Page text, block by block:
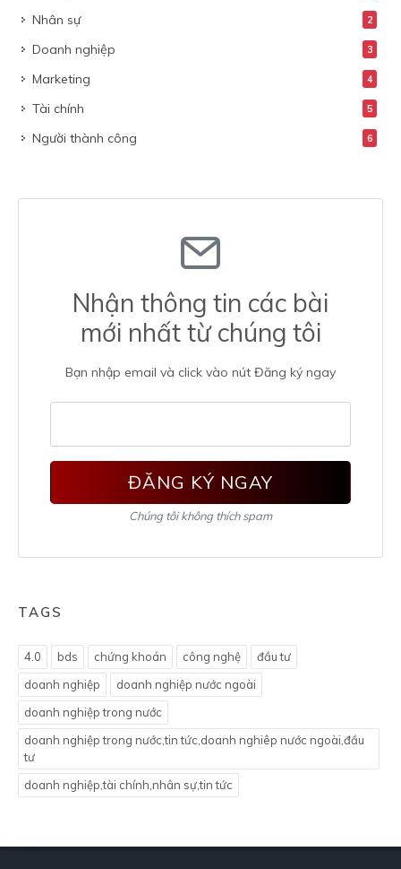
Nhân sự 2
Doanh nghiệp 3
Marketing 4
Tài chính 5
Người thành công 6
Nhận thông tin các bài
mới nhất từ chúng tôi
Bạn nhập email và click vào nút Đăng ký ngay
ĐĂNG KÝ NGAY
Chúng tôi không thích spam
TAGS
4.0 bds chứng khoán công nghệ
đầu tư
doanh nghiệp
doanh nghiệp nước ngoài
doanh nghiệp trong nước
doanh nghiệp trong nước,tin tức,doanh nghiêp nước ngoài,đầu
tư
doanh nghiệp,tài chính,nhân sự,tin tức